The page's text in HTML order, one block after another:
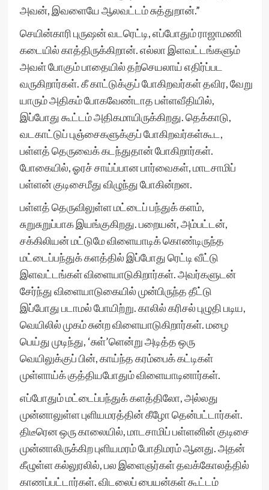
அவன், இவளையே ஆலவட்டம் சுத்துறான்.”
செயின்காரி புருஷன் வடரெட்டி, எப்போதும் ராஜாமணி
கடையில் காத்திருக்கிறான். எல்லா இளவட்டங்களும்
அவள் போகும் பாதையில் தற்செயலாய் எதிர்ப்பட
வருகிறார்கள். கீ காட்டுக்குப் போகிறவர்கள் தவிர, வேறு
யாரும் அதிகம் போகவேண்டாத பள்ளவீதியில்,
இப்போது கூட்டம் அதிகமாயிருக்கிறது. தெக்காடு,
வடகாட்டுப் புஞ்சைகளுக்குப் போகிறவர்கள்கூட,
பள்ளத் தெருவைக் கடந்துதான் போகிறார்கள்.
போகையில், ஓரச் சாய்ப்பான பார்வைகள், மாடசாமிப்
பள்ளன் குடிசைமீது விழுந்து போகின்றன.
பள்ளத் தெருவிலுள்ள மட்டைப் பந்துக் களம்,
சுறுசுறுப்பாக இயங்குகிறது. பறையன், அம்பட்டன்,
சக்கிலியன் மட்டுமே விளையாடிக் கொண்டிருந்த
மட்டைப்பந்துக் களத்தில் இப்போது ரெட்டி வீட்டு
இளவட்டங்கள் விளையாடுகிறார்கள். அவர்களுடன்
சேர்ந்து விளையாடுகையில் முன்பிருந்த தீட்டு
இப்போது படாமல் போயிற்று. காலில் கரிசல் புழுதி படிய,
வெயிலில் முகம் சுன்ற விளையாடுகிறார்கள். மழை
பெய்து முடிந்து, ‘சுள்’ளென்று அடித்த ஒரு
வெயிலுக்குப் பின், காய்ந்த கரம்பைக் கட்டிகள்
முள்ளாய்க் குத்தியபோதும் விளையாடினார்கள்.
எப்போதும் மட்டைப்பந்துக் களத்திலோ, அல்லது
முன்னாலுள்ள புளியமரத்தின் கீழோ தென்பட்டார்கள்.
திடீரென ஒரு காலையில், மாடசாமிப் பள்ளனின் குடிசை
முன்னாலிருக்கிற புளியமரம் போதிமரம் ஆனது. அதன்
கீழுள்ள கல்லுரலில், பல இளைஞர்கள் தவக்கோலத்தில்
காணப்பட்டார்கள். விடலைப் பையன்கள் கூட்டம்